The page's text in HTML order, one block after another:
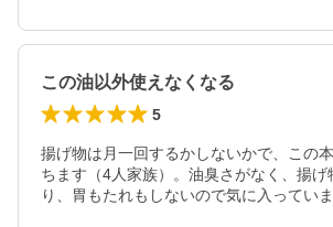
この油以外使えなくなる
5
揚げ物は月一回するかしないかで、この
ちます（4人家族）。油臭さがなく、揚
り、胃もたれもしないので気に入っていま